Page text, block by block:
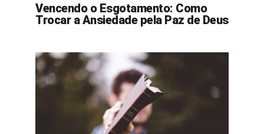
Vencendo o Esgotamento: Como
Trocar a Ansiedade pela Paz de Deus